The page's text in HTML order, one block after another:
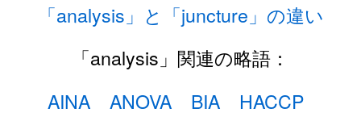
「analysis」と「juncture」の違い
「analysis」関連の略語：
AINA
ANOVA BIA
HACCP